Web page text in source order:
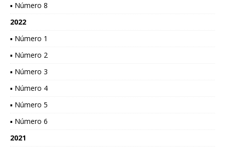
▪ Número 8
2022
▪ Número 1
▪ Número 2
▪ Número 3
▪ Número 4
▪ Número 5
▪ Número 6
2021